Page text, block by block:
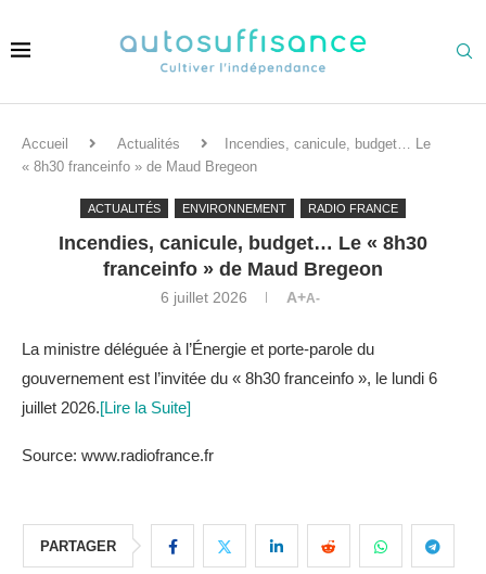
Accueil Actualités
Incendies, canicule, budget… Le
« 8h30 franceinfo » de Maud Bregeon
ACTUALITÉS ENVIRONNEMENT RADIO FRANCE
Incendies, canicule, budget… Le « 8h30
franceinfo » de Maud Bregeon
6 juillet 2026 A+A-
La ministre déléguée à l’Énergie et porte-parole du
gouvernement est l’invitée du « 8h30 franceinfo », le lundi 6
juillet 2026.[Lire la Suite]
Source: www.radiofrance.fr
PARTAGER